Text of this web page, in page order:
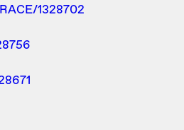
1328702